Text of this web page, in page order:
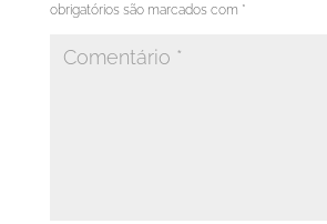
obrigatórios são marcados com *